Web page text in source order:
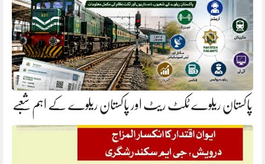
پاکستان ریلوے ٹکٹ ریٹ اور پاکستان ریلوے کے اہم شعبے